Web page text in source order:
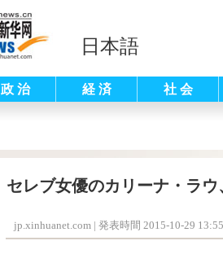
日本語
政 治 経 済 社 会
セレブ女優のカリーナ・ラ
jp.xinhuanet.com | 発表時間 2015-10-29